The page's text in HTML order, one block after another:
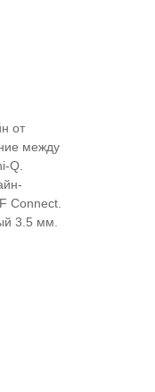
от
между
Q.
Connect.
3.5 мм.